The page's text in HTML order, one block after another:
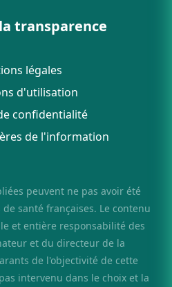
transparence
légales
d'utilisation
confidentialité
de l'information
peuvent ne pas avoir été
santé françaises. Le contenu
et entière responsabilité des
et du directeur de la
de l'objectivité de cette
intervenu dans le choix et la